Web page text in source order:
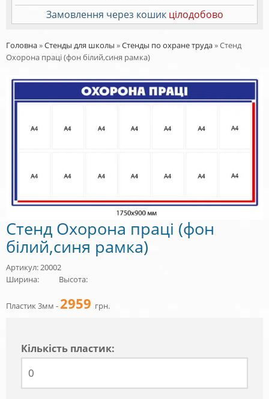
Замовлення через кошик цілодобово
Головна»Стенды для школы »Стенды по охране труда»Стенд
Охорона праці (фон білий,синя рамка)
Стенд Охорона праці (фон
білий,синя рамка)
Артикул: 20002
Ширина:
Высота:
Пластик 3мм -2959 грн.
Кiлькiсть пластик: